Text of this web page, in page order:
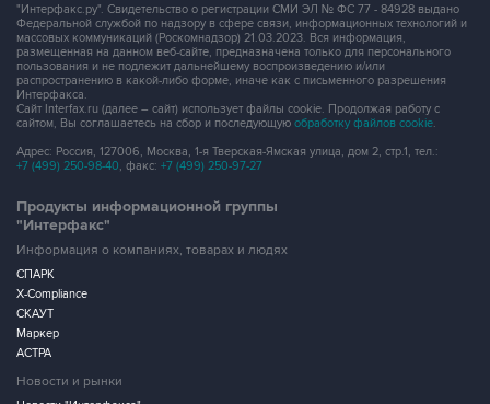
"Интерфакс.ру". Свидетельство о регистрации СМИ ЭЛ № ФС 77 - 84928 выдано
Федеральной службой по надзору в сфере связи, информационных технологий и
массовых коммуникаций (Роскомнадзор) 21.03.2023. Вся информация,
размещенная на данном веб-сайте, предназначена только для персонального
пользования и не подлежит дальнейшему воспроизведению и/или
распространению в какой-либо форме, иначе как с письменного разрешения
Интерфакса.
Сайт Interfax.ru (далее – сайт) использует файлы cookie. Продолжая работу с
сайтом, Вы соглашаетесь на сбор и последующую обработку файлов cookie.
Адрес: Россия, 127006, Москва, 1-я Тверская-Ямская улица, дом 2, стр.1, тел.:
+7 (499) 250-98-40, факс: +7 (499) 250-97-27
Продукты информационной группы
"Интерфакс"
Информация о компаниях, товарах и людях
СПАРК
X-Compliance
СКАУТ
Маркер
АСТРА
Новости и рынки